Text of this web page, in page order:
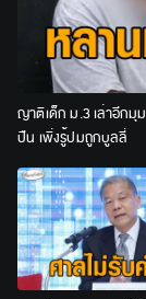
ญาติเด็ก ม.3 เล่าอีกมุ
ปืน เพิ่งรู้ปมถูกบูลลี่